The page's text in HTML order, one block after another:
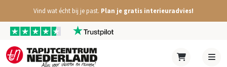
Vind wat écht bij je past. Plan je gratis interieuradvies!